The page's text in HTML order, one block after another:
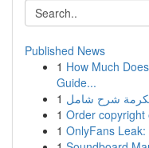
Published News
1 How Much
Guide...
1 شرح شامل
1 Order copyright
1 OnlyFans